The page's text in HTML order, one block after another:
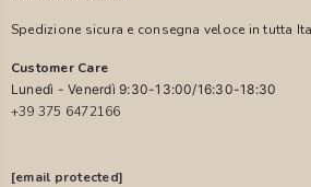
Spedizione sicura e consegna veloce in tutta
Customer Care
Lunedì - Venerdì 9:30-13:00/16:30-18:30
+39 375 6472166
[email protected]